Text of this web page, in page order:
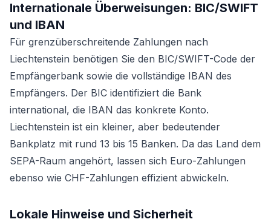
Internationale Überweisungen: BIC/SWIFT
und IBAN
Für grenzüberschreitende Zahlungen nach
Liechtenstein benötigen Sie den BIC/SWIFT-Code der
Empfängerbank sowie die vollständige IBAN des
Empfängers. Der BIC identifiziert die Bank
international, die IBAN das konkrete Konto.
Liechtenstein ist ein kleiner, aber bedeutender
Bankplatz mit rund 13 bis 15 Banken. Da das Land dem
SEPA-Raum angehört, lassen sich Euro-Zahlungen
ebenso wie CHF-Zahlungen effizient abwickeln.
Lokale Hinweise und Sicherheit